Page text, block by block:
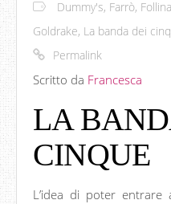
Dummy's, Farrò, Follina
Goldrake, La banda dei
Permalink
Scritto da Francesca
LA
CINQUE
L’idea di poter